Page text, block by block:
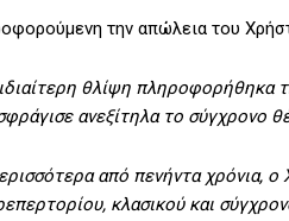
την απώλεια του
θλίψη πληροφορήθηκα
ανεξίτηλα το σύγχρονο
από πενήντα χρόνια,
κλασικού και